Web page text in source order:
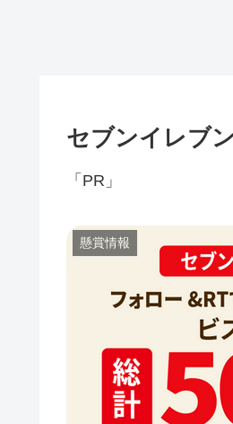
セブンイレブ
「PR」
懸賞情報